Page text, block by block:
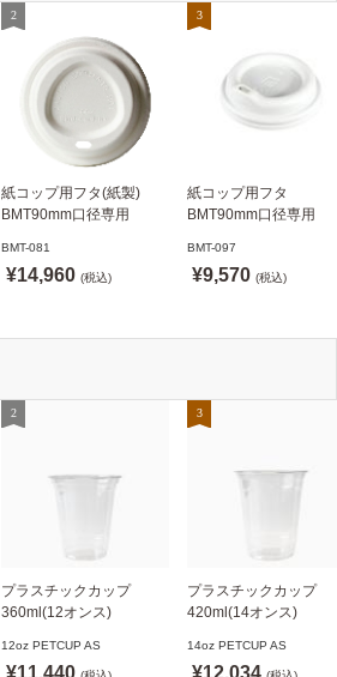
紙コップ用フタ(紙製)
BMT90mm口径専用
ドリンキングリッド
※適合品番あり ※沖縄・
BMT-081
¥14,960 (税込)
紙コップ用フタ
BMT90mm口径専用
ノーストローフタ
※適合品番あり ※沖縄
BMT-097
¥9,570 (税込)
プラスチックカップ
360ml(12オンス)
製)
12oz PETCUP AS
¥11,440
プラスチックカップ
420ml(14オンス)
製)
14oz PETCUP AS
¥12,034